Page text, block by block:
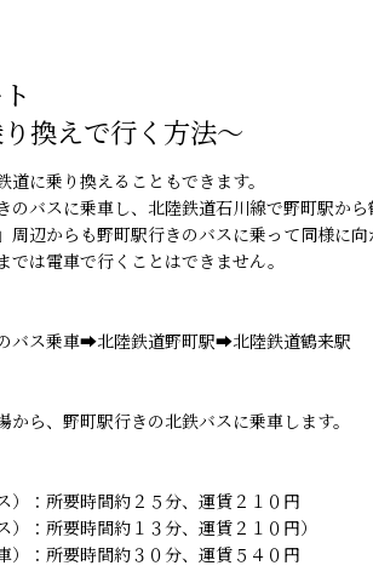
換えで行く方法～
に乗り換えることもできます。
のバスに乗車し、北陸鉄道石川線で野町駅から
周辺からも野町駅行きのバスに乗って同様に向
は電車で行くことはできません。
バス乗車➡北陸鉄道野町駅➡北陸鉄道鶴来駅
から、野町駅行きの北鉄バスに乗車します。
：所要時間約２５分、運賃２１０円
）：所要時間約１３分、運賃２１０円）
：所要時間約３０分、運賃５４０円